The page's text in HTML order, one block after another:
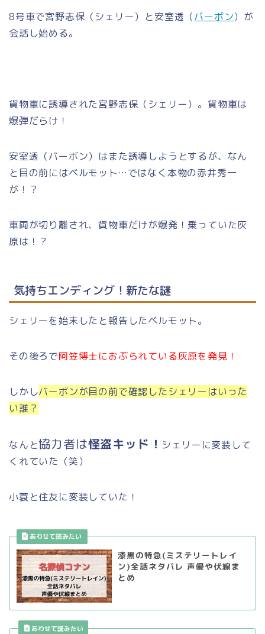
8号車で宮野志保（シェリー）と安室透（バーボン）が
会話し始める。
貨物車に誘導された宮野志保（シェリー）。貨物車は
爆弾だらけ！
安室透（バーボン）はまた誘導しようとするが、なん
と目の前にはベルモット…ではなく本物の赤井秀一
が！？
車両が切り離され、貨物車だけが爆発！乗っていた灰
原は！？
気持ちエンディング！新たな謎
シェリーを始末したと報告したベルモット。
その後ろで阿笠博士におぶられている灰原を発見！
しかしバーボンが目の前で確認したシェリーはいった
い誰？
なんと協力者は怪盗キッド！ シェリーに変装して
くれていた（笑）
小蓑と住友に変装していた！
漆黒の特急(ミステリートレイ
ン)全話ネタバレ 声優や伏線ま
とめ
あわせて読みたい